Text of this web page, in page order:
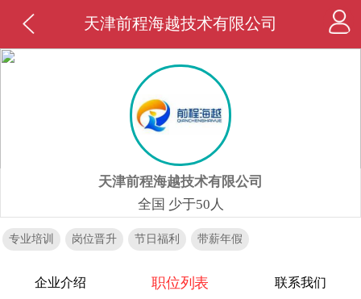
天津前程海越技术有限公司
天津前程海越技术有限公司
全国 少于50人
专业培训 岗位晋升 节日福利 带薪年假
企业介绍 职位列表 联系我们